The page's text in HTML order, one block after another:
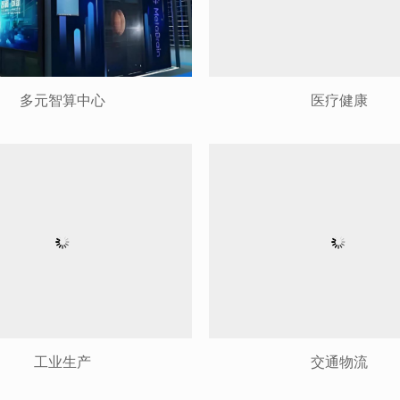
多元智算中心 医疗健康
工业生产 交通物流